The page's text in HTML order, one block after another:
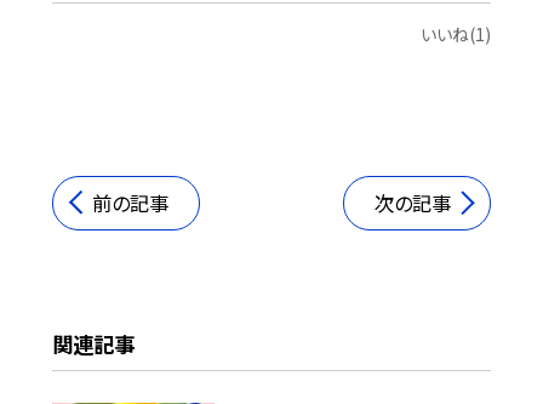
いいね(1)
前の記事 次の記事
関連記事